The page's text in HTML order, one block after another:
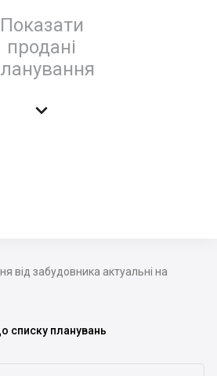
Показати
продані

від забудовника актуальні на
списку планувань